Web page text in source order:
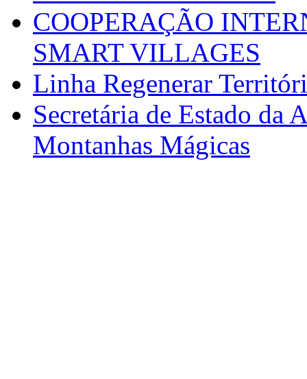
COOPERAÇÃO
SMART VILLAGES
Linha Regenerar
Secretária de Estado da
Montanhas Mágicas